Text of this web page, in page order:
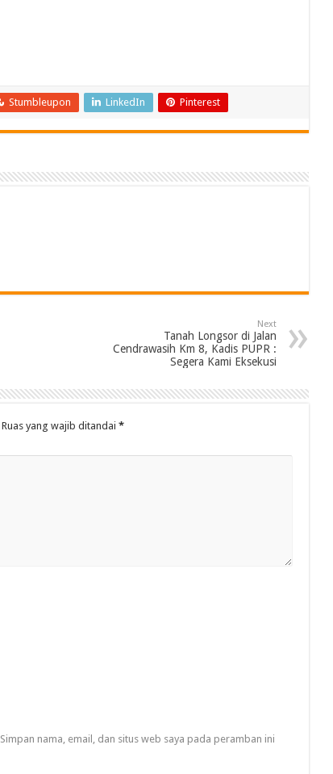
Stumbleupon LinkedIn Pinterest
Next
Tanah Longsor di Jalan
Cendrawasih Km 8, Kadis PUPR :
Segera Kami Eksekusi
Ruas yang wajib ditandai *
Simpan nama, email, dan situs web saya pada peramban ini